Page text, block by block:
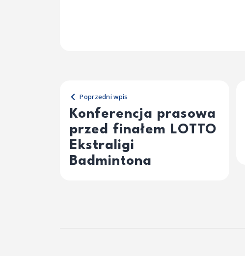
Poprzedni wpis
Konferencja prasowa
przed finałem LOTTO
Ekstraligi
Badmintona